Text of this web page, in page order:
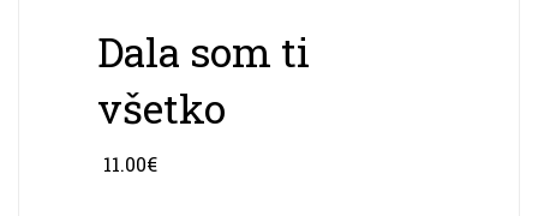
Dala som ti
všetko
11.00€